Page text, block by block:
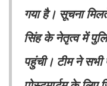
गया है। सूचना
सिंह के नेतृत्व में
पहुंची। टीम ने